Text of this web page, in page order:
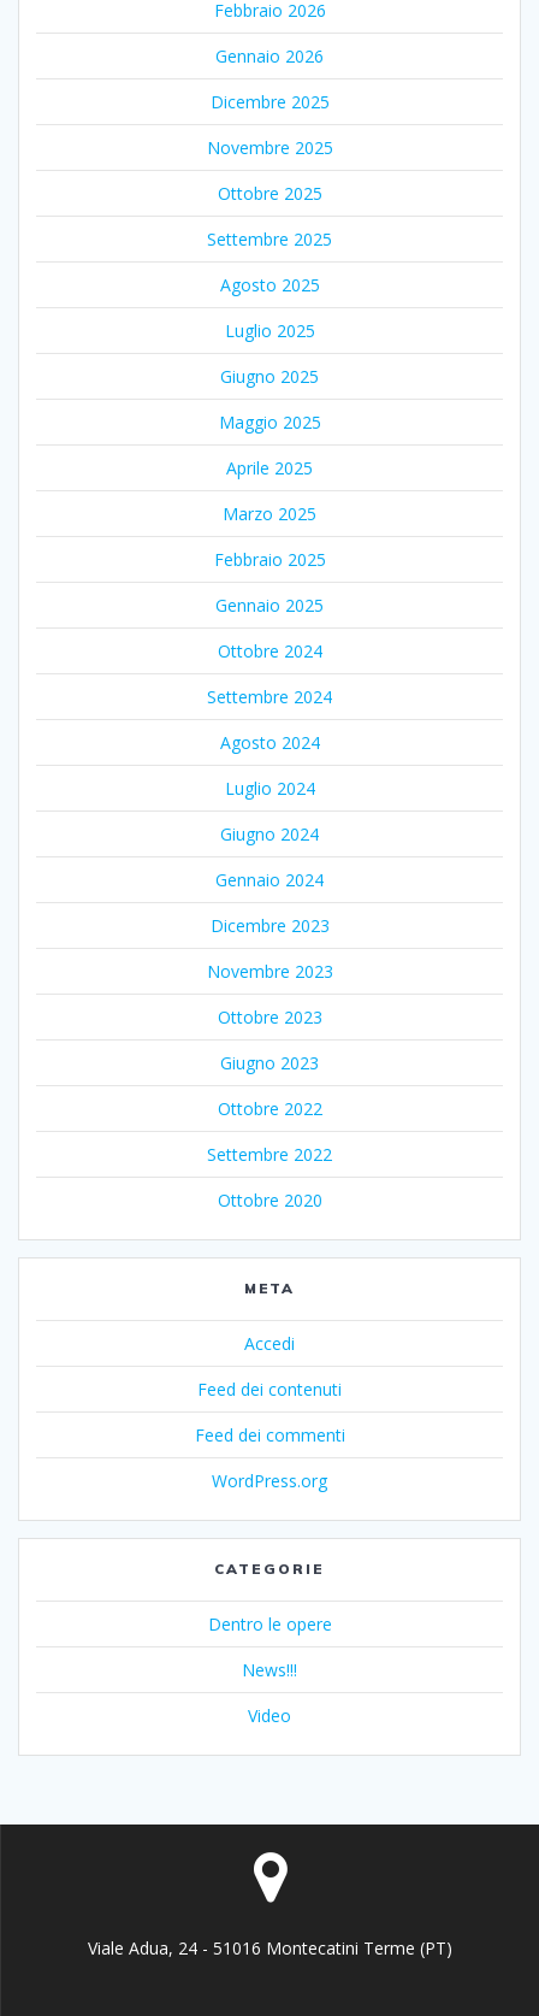
Febbraio 2026
Gennaio 2026
Dicembre 2025
Novembre 2025
Ottobre 2025
Settembre 2025
Agosto 2025
Luglio 2025
Giugno 2025
Maggio 2025
Aprile 2025
Marzo 2025
Febbraio 2025
Gennaio 2025
Ottobre 2024
Settembre 2024
Agosto 2024
Luglio 2024
Giugno 2024
Gennaio 2024
Dicembre 2023
Novembre 2023
Ottobre 2023
Giugno 2023
Ottobre 2022
Settembre 2022
Ottobre 2020
META
Accedi
Feed dei contenuti
Feed dei commenti
WordPress.org
CATEGORIE
Dentro le opere
News!!!
Video
Viale Adua, 24 - 51016 Montecatini Terme (PT)